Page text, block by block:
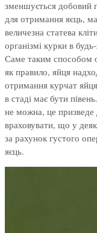
зменшується добовий
для отримання яєць,
величезна статева
організмі курки в
Саме таким способом
як правило, яйця
отримання курчат
в стаді має бути
не можна, це
враховувати, що у
за рахунок густого
яєць.